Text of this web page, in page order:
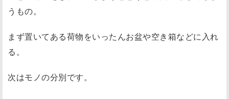
ノ
す
うもの。
まず置いてある荷物をいったんお盆や空き箱などに入れ
る。
次はモノの分別です。